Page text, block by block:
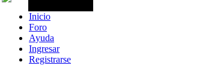
Inicio
Foro
Ayuda
Ingresar
Registrarse